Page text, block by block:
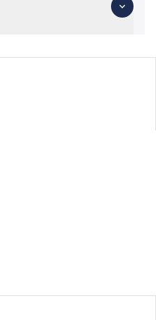
費用如保證金及學生會年